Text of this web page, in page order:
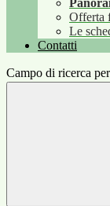
Offerta
Le
Contatti
Campo di ricerca